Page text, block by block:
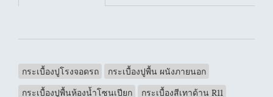
กระเบื้องปูโรงจอดรถ
กระเบื้องปูพื้น ผนังภายนอก
กระเบื้องปูพื้นห้องน้ำโซนเปียก
กระเบื้องสีเทาด้าน R11